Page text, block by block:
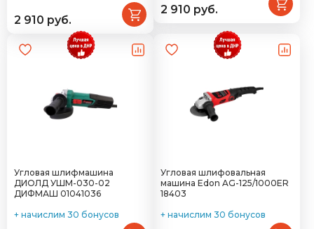
2 910 руб.
2 910 руб.
Угловая шлифмашина
ДИОЛД УШМ-030-02
ДИФМАШ 01041036
+ начислим 30 бонусов
Угловая шлифовальная
машина Edon AG-125/1000ER
18403
+ начислим 30 бонусов